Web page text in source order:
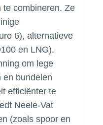
te combineren. Ze
6), alternatieve
en LNG),
om lege
en bundelen
efficiënter te
Neele-Vat
(zoals spoor en